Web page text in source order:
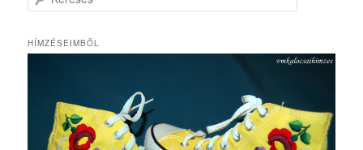
e
e
s
HÍMZÉSEIMBŐL